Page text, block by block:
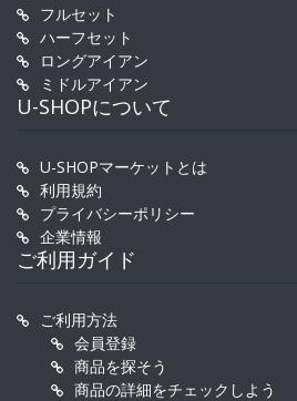
フルセット
ハーフセット
ロングアイアン
ミドルアイアン
U-SHOPについて
U-SHOPマーケットとは
利用規約
プライバシーポリシー
企業情報
ご利用ガイド
ご利用方法
会員登録
商品を探そう
商品の詳細をチェックしよう